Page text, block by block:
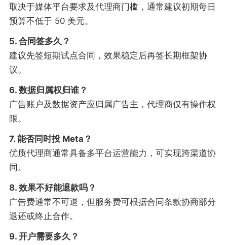
取决于媒体平台要求及代理商门槛，通常建议初期每日
预算不低于 50 美元。
5. 合同签多久？
建议先签短期试点合同，效果稳定后再签长期框架协
议。
6. 数据归属权归谁？
广告账户及数据资产应归属广告主，代理商仅有操作权
限。
7. 能否同时投 Meta？
优质代理商通常具备多平台运营能力，可实现跨渠道协
同。
8. 效果不好能退款吗？
广告费通常不可退，但服务费可根据合同条款协商部分
退还或终止合作。
9. 开户需要多久？